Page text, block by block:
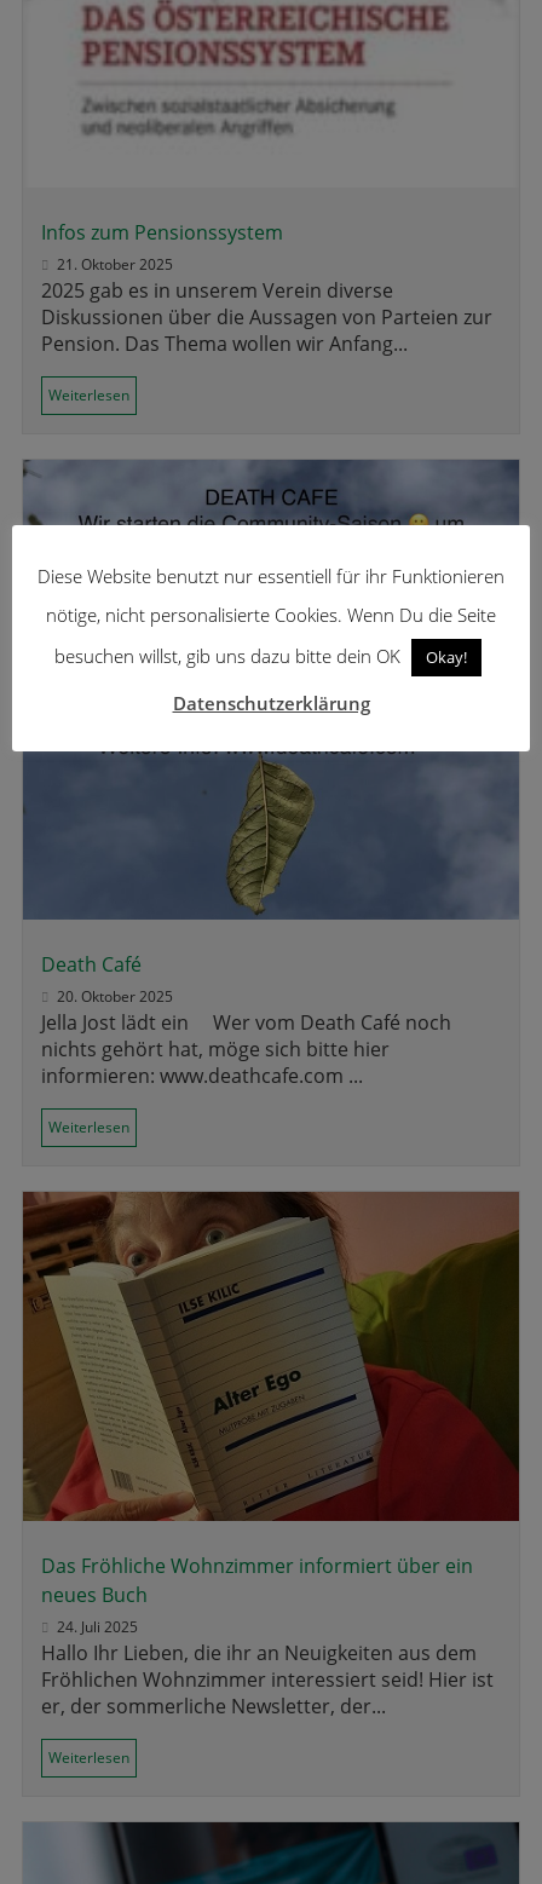
Infos zum Pensionssystem
21. Oktober 2025
2025 gab es in unserem Verein diverse
Diskussionen über die Aussagen von Parteien zur
Pension. Das Thema wollen wir Anfang...
Weiterlesen
Death Café
20. Oktober 2025
Jella Jost lädt ein Wer vom Death Café noch
nichts gehört hat, möge sich bitte hier
informieren: www.deathcafe.com ...
Weiterlesen
Das Fröhliche Wohnzimmer informiert über ein
neues Buch
24. Juli 2025
Hallo Ihr Lieben, die ihr an Neuigkeiten aus dem
Fröhlichen Wohnzimmer interessiert seid! Hier ist
er, der sommerliche Newsletter, der...
Weiterlesen
Diese Website benutzt nur essentiell für ihr Funktionieren
nötige, nicht personalisierte Cookies. Wenn Du die Seite
besuchen willst, gib uns dazu bitte dein OK
Okay!
Datenschutzerklärung